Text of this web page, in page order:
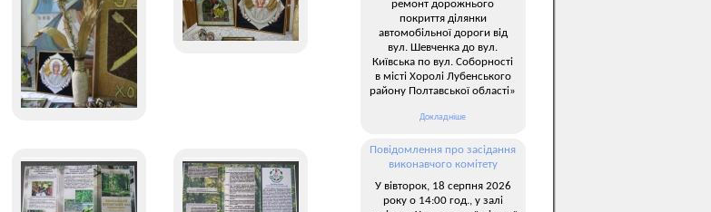
ремонт дорожнього
покриття ділянки
автомобільної дороги від
вул. Шевченка до вул.
Київська по вул. Соборності
в місті Хоролі Лубенського
району Полтавської області»
Докладніше
Повідомлення про засідання
виконавчого комітету
У вівторок, 18 серпня 2026
року о 14:00 год., у залі